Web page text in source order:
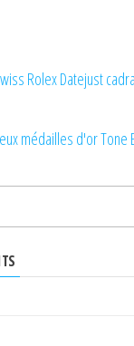
Rolex Datejust
médailles d'or Tone